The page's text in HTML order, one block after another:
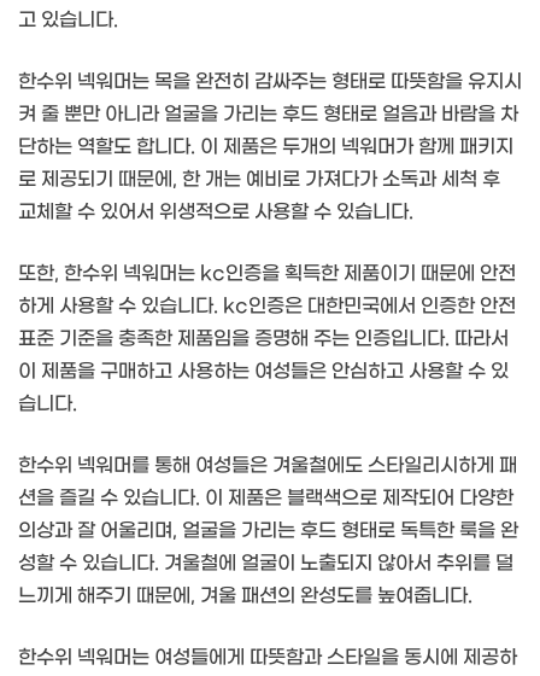
고 있습니다.
한수위 넥워머는 목을 완전히 감싸주는 형태로 따뜻함을 유지시
켜 줄 뿐만 아니라 얼굴을 가리는 후드 형태로 얼음과 바람을 차
단하는 역할도 합니다. 이 제품은 두개의 넥워머가 함께 패키지
로 제공되기 때문에, 한 개는 예비로 가져다가 소독과 세척 후
교체할 수 있어서 위생적으로 사용할 수 있습니다.
또한, 한수위 넥워머는 kc인증을 획득한 제품이기 때문에 안전
하게 사용할 수 있습니다. kc인증은 대한민국에서 인증한 안전
표준 기준을 충족한 제품임을 증명해 주는 인증입니다. 따라서
이 제품을 구매하고 사용하는 여성들은 안심하고 사용할 수 있
습니다.
한수위 넥워머를 통해 여성들은 겨울철에도 스타일리시하게 패
션을 즐길 수 있습니다. 이 제품은 블랙색으로 제작되어 다양한
의상과 잘 어울리며, 얼굴을 가리는 후드 형태로 독특한 룩을 완
성할 수 있습니다. 겨울철에 얼굴이 노출되지 않아서 추위를 덜
느끼게 해주기 때문에, 겨울 패션의 완성도를 높여줍니다.
한수위 넥워머는 여성들에게 따뜻함과 스타일을 동시에 제공하